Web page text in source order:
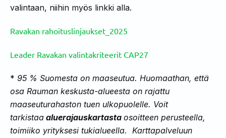
valintaan, niihin myös linkki alla.
Ravakan rahoituslinjaukset_2025
Leader Ravakan valintakriteerit CAP27
* 95 % Suomesta on maaseutua. Huomaathan, että
osa Rauman keskusta-alueesta on rajattu
maaseuturahaston tuen ulkopuolelle. Voit
tarkistaa aluerajauskartasta osoitteen perusteella,
toimiiko yrityksesi tukialueella. Karttapalveluun